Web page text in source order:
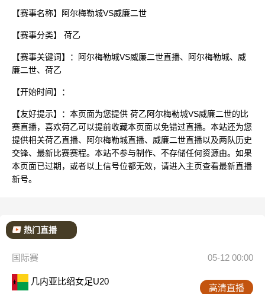
【赛事名称】阿尔梅勒城VS威廉二世
【赛事分类】 荷乙
【赛事关键词】：阿尔梅勒城VS威廉二世直播、阿尔梅勒城、威
廉二世、荷乙
【开始时间】：
【友好提示】：本页面为您提供 荷乙阿尔梅勒城VS威廉二世的比
赛直播，喜欢荷乙可以提前收藏本页面以免错过直播。本站还为您
提供相关荷乙直播、阿尔梅勒城直播、威廉二世直播以及两队历史
交锋、最新比赛赛程。本站不参与制作、不存储任何资源由。如果
本页面已过期，或者以上信号位都无效，请进入主页查看最新直播
新号。
热门直播
国际赛 05-12 00:00
几内亚比绍女足U20
高清直播